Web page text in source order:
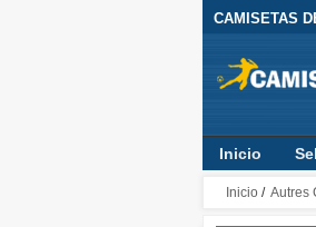
CAMISETAS
Inicio
Inicio / Autres